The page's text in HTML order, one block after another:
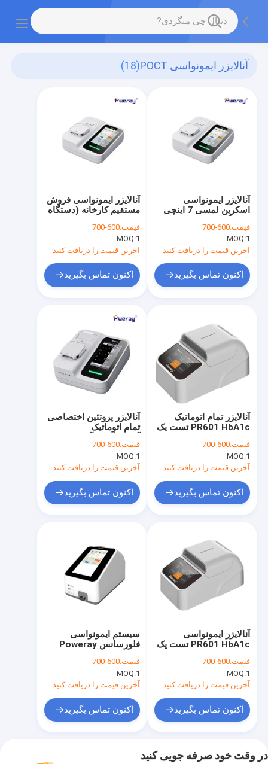
آنالایزر ایمونواسی POCT (18)
آنالایزر ایمونواسی فروش
مستقیم کارخانه (دستگاه
تست برای بیمارستان
های جامعه
قیمت:600-700
MOQ:1
آخرین قیمت را دریافت کنید
اکنون تماس بگیرید
آنالایزر ایمونواسی
اسکرین لمسی 7 اینچی
100 مورد آزمایشی برای
بیمارستان های اجتماعی
قیمت:600-700
MOQ:1
آخرین قیمت را دریافت کنید
اکنون تماس بگیرید
آنالایزر پروتئین اختصاصی
تمام اتوماتیک
بالا
قیمت:600-700
MOQ:1
آخرین قیمت را دریافت کنید
اکنون تماس بگیرید
آنالایزر تمام اتوماتیک
PR601 HbA1c تست یک
قیمت:600-700
MOQ:1
آخرین قیمت را دریافت کنید
اکنون تماس بگیرید
سیستم ایمونواسی
فلورسانس Poweray
کشی
قیمت:600-700
MOQ:1
آخرین قیمت را دریافت کنید
اکنون تماس بگیرید
آنالایزر ایمونواسی
PR601 HbA1c تست یک
قیمت:600-700
MOQ:1
آخرین قیمت را دریافت کنید
اکنون تماس بگیرید
در وقت خود صرفه جویی کنید